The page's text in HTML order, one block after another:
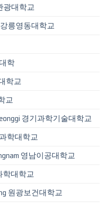
광대학교
강릉영동대학교
학
학교
교
경기과학기술대학교
학대학교
영남이공대학교
학대학교
원광보건대학교